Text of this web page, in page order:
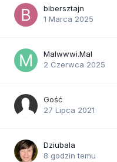
bibersztajn
1 Marca 2025
Malwwwi.Mal
2 Czerwca 2025
Gość
27 Lipca 2021
Dziubala
8 godzin temu